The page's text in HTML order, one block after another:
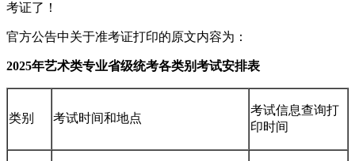
考证了！
官方公告中关于准考证打印的原文内容为：
2025年艺术类专业省级统考各类别考试安排表
类别 考试时间和地点
考试信息查询打
印时间